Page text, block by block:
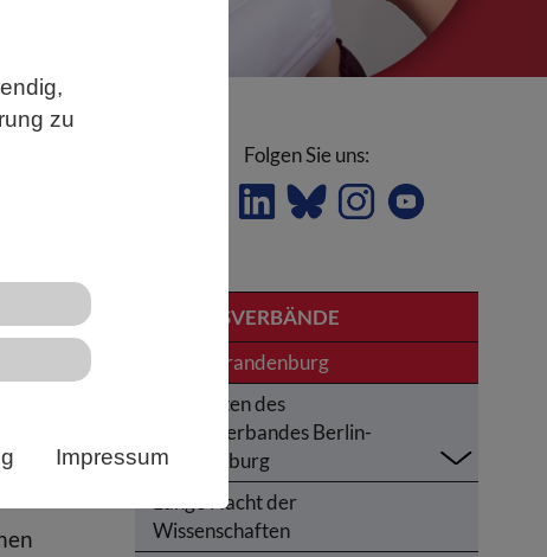
zu
Impressum
Folgen Sie uns:
LANDESVERBÄNDE
Berlin-Brandenburg
Aktivitäten des
Landesverbandes Berlin-
Brandenburg
Lange Nacht der
Wissenschaften